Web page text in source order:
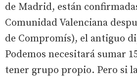
de Madrid, están
Comunidad Valenciana
de Compromís), el antiguo
Podemos necesitará sumar
tener grupo propio. Pero si